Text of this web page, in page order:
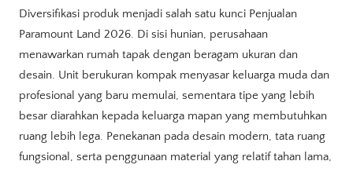
Diversifikasi produk menjadi salah satu kunci Penjualan
Paramount Land 2026. Di sisi hunian, perusahaan
menawarkan rumah tapak dengan beragam ukuran dan
desain. Unit berukuran kompak menyasar keluarga muda dan
profesional yang baru memulai, sementara tipe yang lebih
besar diarahkan kepada keluarga mapan yang membutuhkan
ruang lebih lega. Penekanan pada desain modern, tata ruang
fungsional, serta penggunaan material yang relatif tahan lama,